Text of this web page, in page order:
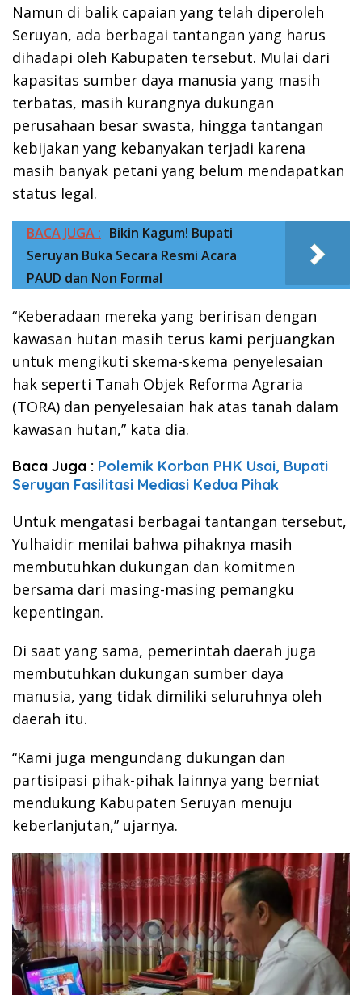
Namun di balik capaian yang telah diperoleh
Seruyan, ada berbagai tantangan yang harus
dihadapi oleh Kabupaten tersebut. Mulai dari
kapasitas sumber daya manusia yang masih
terbatas, masih kurangnya dukungan
perusahaan besar swasta, hingga tantangan
kebijakan yang kebanyakan terjadi karena
masih banyak petani yang belum mendapatkan
status legal.
BACA JUGA : Bikin Kagum! Bupati
Seruyan Buka Secara Resmi Acara
PAUD dan Non Formal
“Keberadaan mereka yang beririsan dengan
kawasan hutan masih terus kami perjuangkan
untuk mengikuti skema-skema penyelesaian
hak seperti Tanah Objek Reforma Agraria
(TORA) dan penyelesaian hak atas tanah dalam
kawasan hutan,” kata dia.
Baca Juga : Polemik Korban PHK Usai, Bupati
Seruyan Fasilitasi Mediasi Kedua Pihak
Untuk mengatasi berbagai tantangan tersebut,
Yulhaidir menilai bahwa pihaknya masih
membutuhkan dukungan dan komitmen
bersama dari masing-masing pemangku
kepentingan.
Di saat yang sama, pemerintah daerah juga
membutuhkan dukungan sumber daya
manusia, yang tidak dimiliki seluruhnya oleh
daerah itu.
“Kami juga mengundang dukungan dan
partisipasi pihak-pihak lainnya yang berniat
mendukung Kabupaten Seruyan menuju
keberlanjutan,” ujarnya.